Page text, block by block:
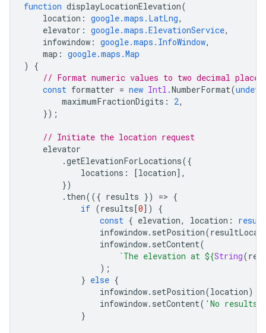
function displayLocationElevation(
location : google.maps.LatLng,
elevator : google.maps.ElevationService,
infowindow : google.maps.InfoWindow,
map : google.maps.Map
)
{
// Format numeric values to two decimal places
const formatter = new Intl .NumberFormat(
maximumFractionDigits : 2,
});
// Initiate the location request
elevator
.getElevationForLocations({
locations : [location],
})
. then(({ results }) => {
if (results[0])
{
const { elevation, location :
infowindow. setPosition(
infowindow. setContent(
`The elevation at ${String(
);
} else {
infowindow. setPosition(location);
infowindow. setContent( 'No results
}